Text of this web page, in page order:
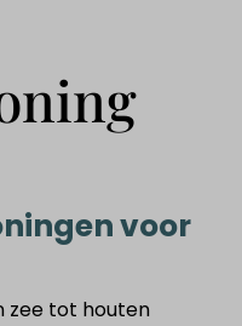
voor
zee tot houten